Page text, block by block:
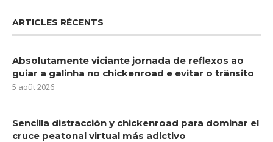
ARTICLES RÉCENTS
Absolutamente viciante jornada de reflexos ao
guiar a galinha no chickenroad e evitar o trânsito
5 août 2026
Sencilla distracción y chickenroad para dominar el
cruce peatonal virtual más adictivo